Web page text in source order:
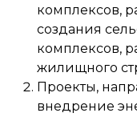
комплексов,
создания
комплексов,
жилищного
Проекты,
внедрение